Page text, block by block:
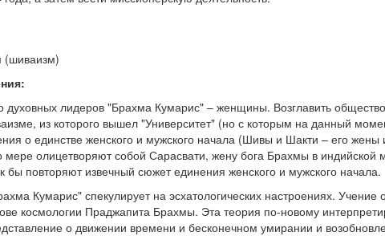
(шиваизм)
лидеров "Брахма Кумарис" – женщины. Возглавить
из которого вышел "Университет" (но с которым на данный
о единстве женского и мужского начала (Шивы и Шакти – его жены
мере олицетворяют собой Сарасвати, жену бога Брахмы в индийской
повторяют извечный сюжет единения женского и мужского начала.
Кумарис" спекулирует на эсхатологических настроениях.
космологии Праджапита Брахмы. Эта теория по-новому
о движении времени и бесконечном умирании и